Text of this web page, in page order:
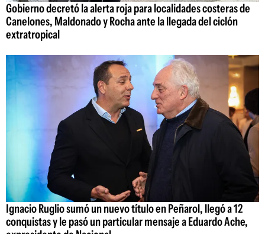
Gobierno decretó la alerta roja para localidades costeras de
Canelones, Maldonado y Rocha ante la llegada del ciclón
extratropical
Ignacio Ruglio sumó un nuevo título en Peñarol, llegó a 12
conquistas y le pasó un particular mensaje a Eduardo Ache,